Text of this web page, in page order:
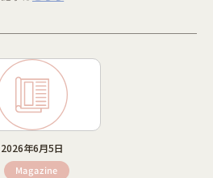
2026年6月5日
Magazine